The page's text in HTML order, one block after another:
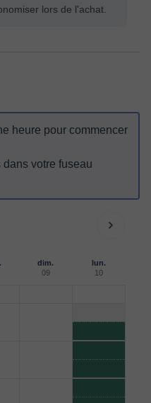
lors de l'achat.
heure pour commencer
dans votre fuseau
dim.
09
lun.
10